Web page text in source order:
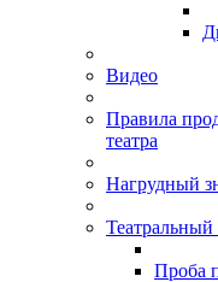
Видео
Правила
театра
Нагрудный
Театральный
Проба